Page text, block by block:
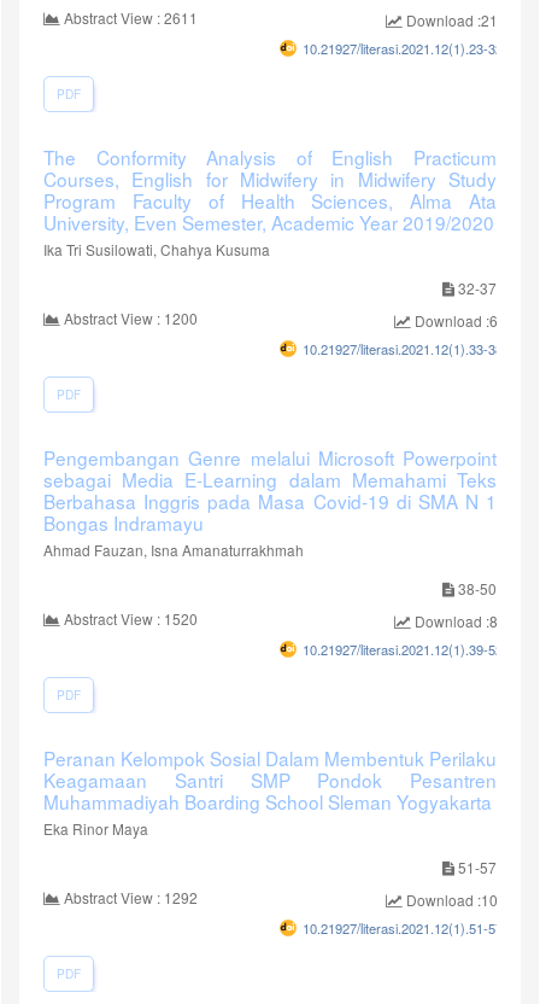
Abstract View : 2611
Download :2108
10.21927/literasi.2021.12(1).23-32
PDF
The Conformity Analysis of English Practicum
Courses, English for Midwifery in Midwifery Study
Program Faculty of Health Sciences, Alma Ata
University, Even Semester, Academic Year 2019/2020
Ika Tri Susilowati, Chahya Kusuma
32-37
Abstract View : 1200
Download :610
10.21927/literasi.2021.12(1).33-38
PDF
Pengembangan Genre melalui Microsoft Powerpoint
sebagai Media E-Learning dalam Memahami Teks
Berbahasa Inggris pada Masa Covid-19 di SMA N 1
Bongas Indramayu
Ahmad Fauzan, Isna Amanaturrakhmah
38-50
Abstract View : 1520
Download :828
10.21927/literasi.2021.12(1).39-52
PDF
Peranan Kelompok Sosial Dalam Membentuk Perilaku
Keagamaan Santri SMP Pondok Pesantren
Muhammadiyah Boarding School Sleman Yogyakarta
Eka Rinor Maya
51-57
Abstract View : 1292
Download :1047
10.21927/literasi.2021.12(1).51-57
PDF